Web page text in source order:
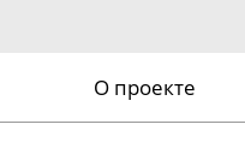
О проекте